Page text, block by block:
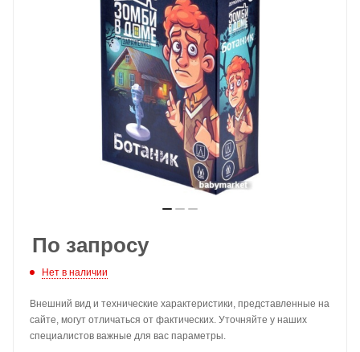
По запросу
Нет в наличии
Внешний вид и технические характеристики, представленные на
сайте, могут отличаться от фактических. Уточняйте у наших
специалистов важные для вас параметры.